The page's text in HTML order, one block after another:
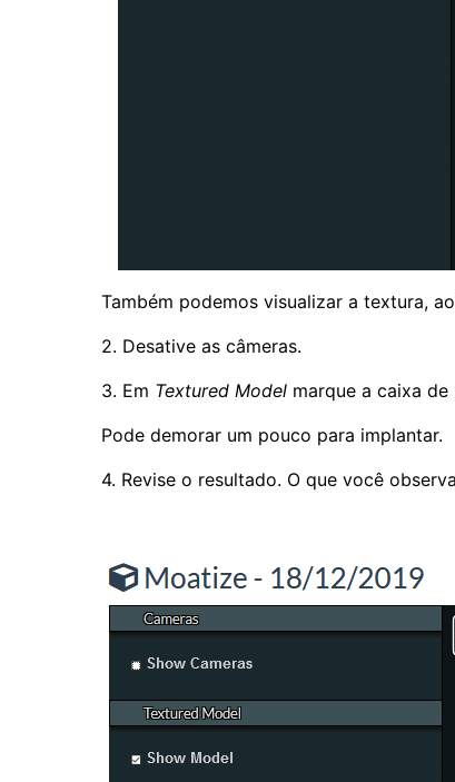
Também podemos visualizar a textura,
2. Desative as câmeras.
3. Em Textured Model marque a caixa de
Pode demorar um pouco para implantar.
4. Revise o resultado. O que você